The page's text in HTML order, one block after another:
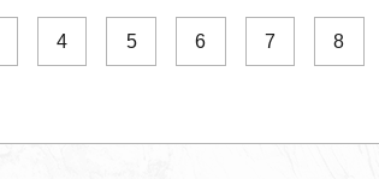
4 5 6 7 8